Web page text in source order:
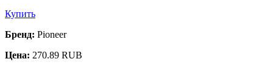
Купить
Бренд: Pioneer
Цена: 270.89 RUB